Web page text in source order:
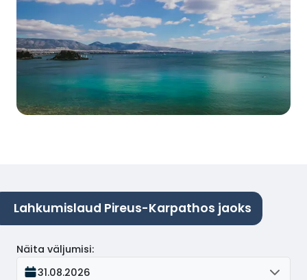
Lahkumislaud Pireus-Karpathos jaoks
Näita väljumisi:
31.08.2026